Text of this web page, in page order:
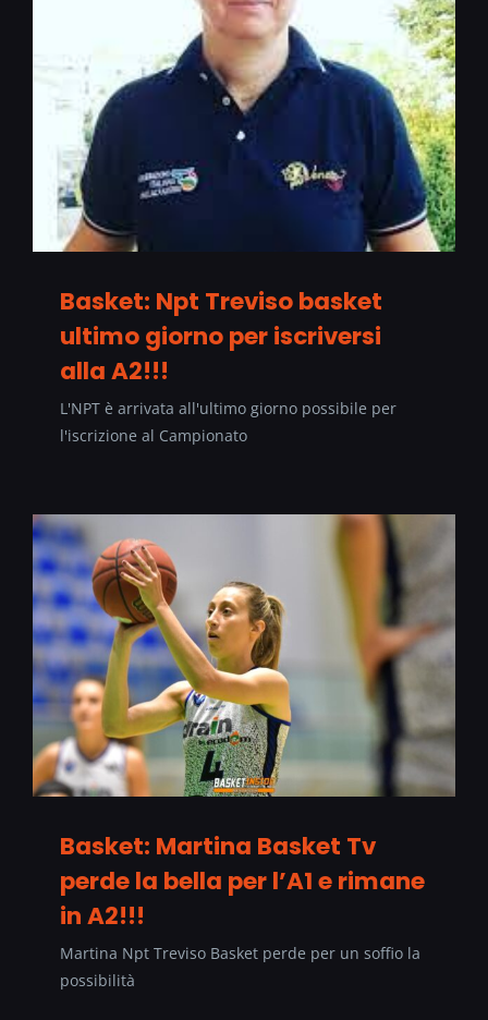
Basket: Npt Treviso basket
ultimo giorno per iscriversi
alla A2!!!
L'NPT è arrivata all'ultimo giorno possibile per
l'iscrizione al Campionato
Basket: Martina Basket Tv
perde la bella per l’A1 e rimane
in A2!!!
Martina Npt Treviso Basket perde per un soffio la
possibilità